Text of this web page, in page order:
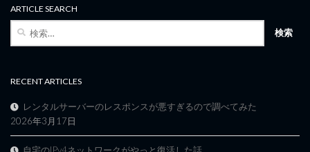
ARTICLE SEARCH
RECENT ARTICLES
レンタルサーバーのレスポンスが悪すぎるので調べてみた
2026年3月17日
自宅のIPv4ネットワークがやっと復活した話